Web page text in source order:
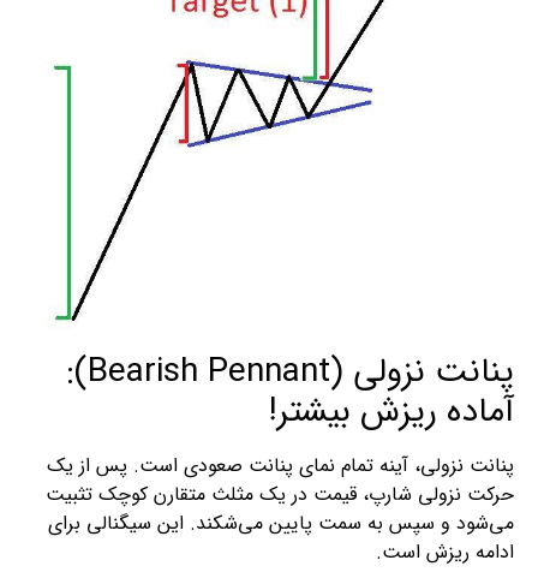
پنانت نزولی (Bearish Pennant):
آماده ریزش بیشتر!
پنانت نزولی، آینه تمام‌ نمای پنانت صعودی است. پس از یک
حرکت نزولی شارپ، قیمت در یک مثلث متقارن کوچک تثبیت
می‌شود و سپس به سمت پایین می‌شکند. این سیگنالی برای
ادامه ریزش است.